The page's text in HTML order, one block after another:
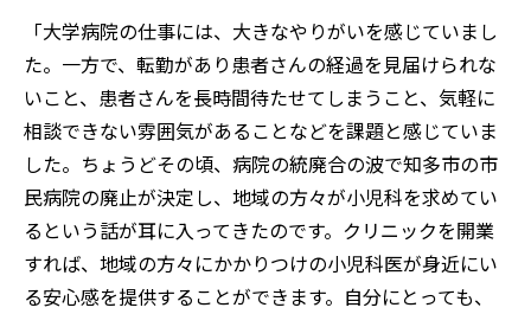
「大学病院の仕事には、大きなやりがいを感じていまし
た。一方で、転勤があり患者さんの経過を見届けられな
いこと、患者さんを長時間待たせてしまうこと、気軽に
相談できない雰囲気があることなどを課題と感じていま
した。ちょうどその頃、病院の統廃合の波で知多市の市
民病院の廃止が決定し、地域の方々が小児科を求めてい
るという話が耳に入ってきたのです。クリニックを開業
すれば、地域の方々にかかりつけの小児科医が身近にい
る安心感を提供することができます。自分にとっても、